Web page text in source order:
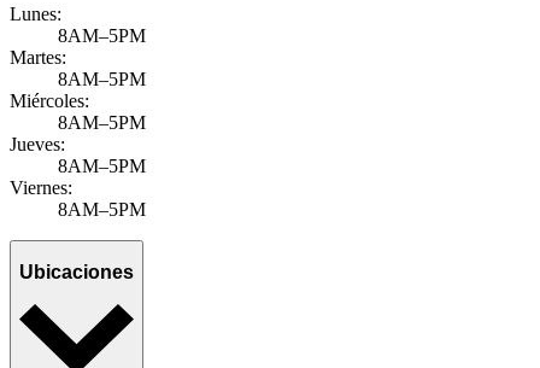
Lunes:
8AM–5PM
Martes:
8AM–5PM
Miércoles:
8AM–5PM
Jueves:
8AM–5PM
Viernes:
8AM–5PM
Ubicaciones